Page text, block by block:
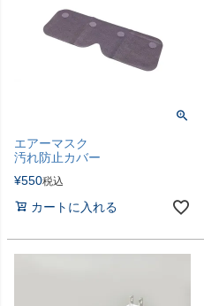
エアーマスク
汚れ防止カバー
¥550税込
カートに入れる